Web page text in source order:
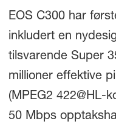
EOS C300 har
inkludert en
tilsvarende Super
millioner effektive
(MPEG2 422@HL-
50 Mbps